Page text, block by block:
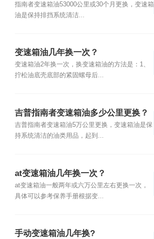
指南者变速箱油53000公里或30个月更换，变速箱
油是保持排挡系统清洁...
变速箱油几年换一次？
变速箱油2年换一次，换变速箱油的方法是：1、
拧松油底壳底部的紧固螺母后...
吉普指南者变速箱油多少公里更换？
吉普指南者变速箱油5万公里更换，变速箱油是保
持系统清洁的油类用品，起到...
at变速箱油几年换一次？
at变速箱油一般两年或六万公里左右更换一次，
具体可以参考保养手册根据变...
手动变速箱油几年换?